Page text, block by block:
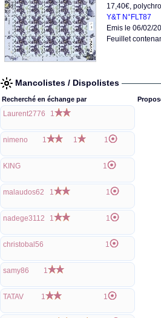
17,40€,
Y&T N°FLT87
Emis le 06/02/
Feuillet
Mancolistes / Dispolistes
Recherché en échange par
Laurent2776 1
nimeno 1 1 1
KING 1
malaudos62 1 1
nadege3112 1 1
christobal56 1
samy86 1
TATAV 1 1